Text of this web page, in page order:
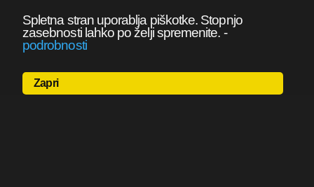
Spletna stran uporablja piškotke. Stopnjo
zasebnosti lahko po želji spremenite. -
podrobnosti
Zapri